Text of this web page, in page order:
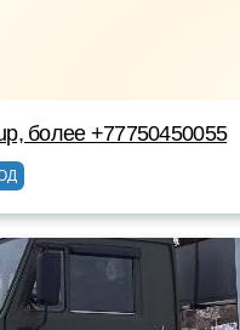
более +77750450055